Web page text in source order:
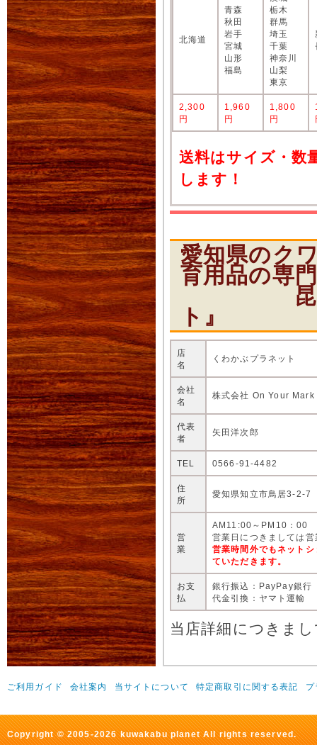
北海道
青森
秋田
岩手
宮城
山形
福島
栃木
群馬
埼玉
千葉
神奈川
山梨
東京
2,300
円
1,960
円
1,800
円
送料はサイズ・数
します！
愛知県のク
育用品の専
昆虫シ
ト』
店
名
くわかぶプラネット
会社
名
株式会社 On Your Mark
代表
者
矢田洋次郎
TEL 0566-91-4482
住
所
愛知県知立市鳥居3-2-7
営
業
AM11:00～PM10：00
営業日につきましては
営業時間外でもネット
ていただきます。
お支
払
銀行振込：PayPay銀行
代金引換：ヤマト運輸
当店詳細につきま
ご利用ガイド 会社案内 当サイトについて 特定商取引に関する表記 プ
Copyright © 2005-2026 kuwakabu planet All rights reserved.